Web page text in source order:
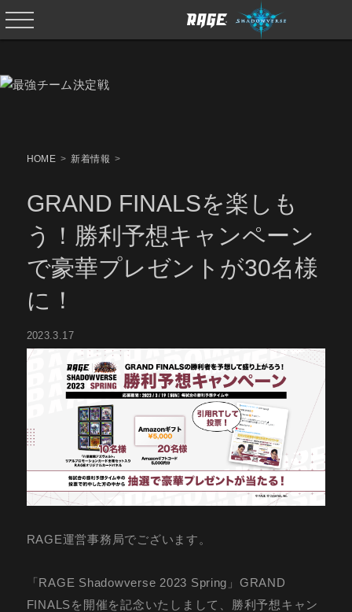
HOME 新着情報
GRAND FINALSを楽しも
う！勝利予想キャンペーン
で豪華プレゼントが30名様
に！
2023.3.17
RAGE運営事務局でございます。
「RAGE Shadowverse 2023 Spring」GRAND
FINALSを開催を記念いたしまして、勝利予想キャン